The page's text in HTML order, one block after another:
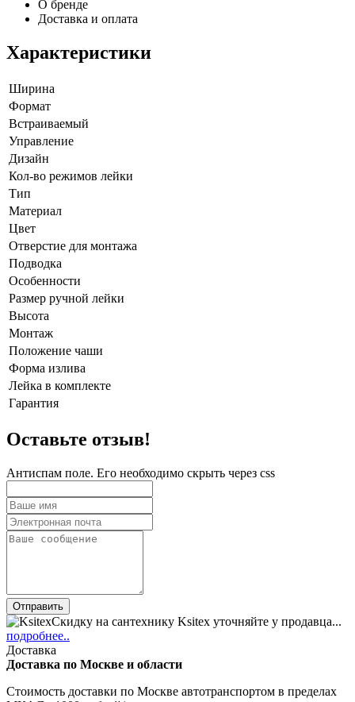
О бренде
Доставка и оплата
Характеристики
Ширина
Формат
Встраиваемый
Управление
Дизайн
Кол-во режимов лейки
Тип
Материал
Цвет
Отверстие для монтажа
Подводка
Особенности
Размер ручной лейки
Высота
Монтаж
Положение чаши
Форма излива
Лейка в комплекте
Гарантия
Оставьте отзыв!
Антиспам поле. Его необходимо скрыть через css
Скидку на сантехнику Ksitex уточняйте у продавца...
подробнее..
Доставка
Доставка по Москве и области
Стоимость доставки по Москве автотранспортом в пределах